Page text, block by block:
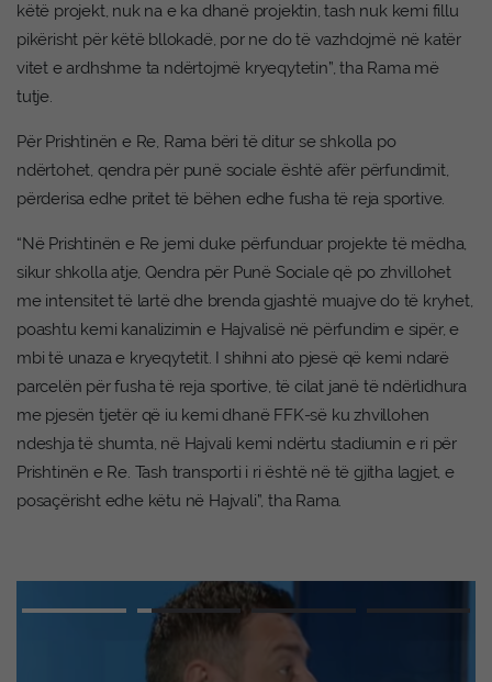
këtë projekt, nuk na e ka dhanë projektin, tash nuk kemi fillu
pikërisht për këtë bllokadë, por ne do të vazhdojmë në katër
vitet e ardhshme ta ndërtojmë kryeqytetin”, tha Rama më
tutje.
Për Prishtinën e Re, Rama bëri të ditur se shkolla po
ndërtohet, qendra për punë sociale është afër përfundimit,
përderisa edhe pritet të bëhen edhe fusha të reja sportive.
“Në Prishtinën e Re jemi duke përfunduar projekte të mëdha,
sikur shkolla atje, Qendra për Punë Sociale që po zhvillohet
me intensitet të lartë dhe brenda gjashtë muajve do të kryhet,
poashtu kemi kanalizimin e Hajvalisë në përfundim e sipër, e
mbi të unaza e kryeqytetit. I shihni ato pjesë që kemi ndarë
parcelën për fusha të reja sportive, të cilat janë të ndërlidhura
me pjesën tjetër që iu kemi dhanë FFK-së ku zhvillohen
ndeshja të shumta, në Hajvali kemi ndërtu stadiumin e ri për
Prishtinën e Re. Tash transporti i ri është në të gjitha lagjet, e
posaçërisht edhe këtu në Hajvali”, tha Rama.